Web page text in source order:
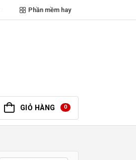
Phần mềm hay
GIỎ HÀNG 0